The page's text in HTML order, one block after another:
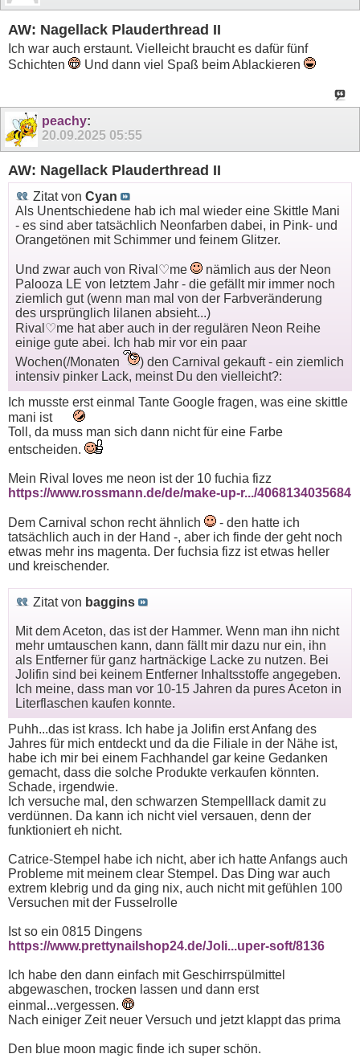
AW: Nagellack Plauderthread II
Ich war auch erstaunt. Vielleicht braucht es dafür fünf
Schichten
Und dann viel Spaß beim Ablackieren
peachy:
20.09.2025 05:55
AW: Nagellack Plauderthread II
Zitat von Cyan
Als Unentschiedene hab ich mal wieder eine Skittle Mani
- es sind aber tatsächlich Neonfarben dabei, in Pink- und
Orangetönen mit Schimmer und feinem Glitzer.
Und zwar auch von Rival♡me
nämlich aus der Neon
Palooza LE von letztem Jahr - die gefällt mir immer noch
ziemlich gut (wenn man mal von der Farbveränderung
des ursprünglich lilanen absieht...)
Rival♡me hat aber auch in der regulären Neon Reihe
einige gute abei. Ich hab mir vor ein paar
Wochen(/Monaten
) den Carnival gekauft - ein ziemlich
intensiv pinker Lack, meinst Du den vielleicht?:
Ich musste erst einmal Tante Google fragen, was eine skittle
mani ist
Toll, da muss man sich dann nicht für eine Farbe
entscheiden.
Mein Rival loves me neon ist der 10 fuchia fizz
https://www.rossmann.de/de/make-up-r.../4068134035684
Dem Carnival schon recht ähnlich
- den hatte ich
tatsächlich auch in der Hand -, aber ich finde der geht noch
etwas mehr ins magenta. Der fuchsia fizz ist etwas heller
und kreischender.
Zitat von baggins
Mit dem Aceton, das ist der Hammer. Wenn man ihn nicht
mehr umtauschen kann, dann fällt mir dazu nur ein, ihn
als Entferner für ganz hartnäckige Lacke zu nutzen. Bei
Jolifin sind bei keinem Entferner Inhaltsstoffe angegeben.
Ich meine, dass man vor 10-15 Jahren da pures Aceton in
Literflaschen kaufen konnte.
Puhh...das ist krass. Ich habe ja Jolifin erst Anfang des
Jahres für mich entdeckt und da die Filiale in der Nähe ist,
habe ich mir bei einem Fachhandel gar keine Gedanken
gemacht, dass die solche Produkte verkaufen könnten.
Schade, irgendwie.
Ich versuche mal, den schwarzen Stempelllack damit zu
verdünnen. Da kann ich nicht viel versauen, denn der
funktioniert eh nicht.
Catrice-Stempel habe ich nicht, aber ich hatte Anfangs auch
Probleme mit meinem clear Stempel. Das Ding war auch
extrem klebrig und da ging nix, auch nicht mit gefühlen 100
Versuchen mit der Fusselrolle
Ist so ein 0815 Dingens
https://www.prettynailshop24.de/Joli...uper-soft/8136
Ich habe den dann einfach mit Geschirrspülmittel
abgewaschen, trocken lassen und dann erst
einmal...vergessen.
Nach einiger Zeit neuer Versuch und jetzt klappt das prima
Den blue moon magic finde ich super schön.